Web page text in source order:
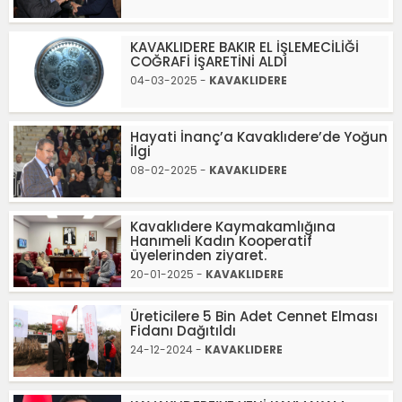
KAVAKLIDERE BAKIR EL İŞLEMECİLİĞİ
COĞRAFİ İŞARETİNİ ALDI
04-03-2025 - KAVAKLIDERE
Hayati İnanç’a Kavaklıdere’de Yoğun
İlgi
08-02-2025 - KAVAKLIDERE
Kavaklıdere Kaymakamlığına
Hanımeli Kadın Kooperatif
üyelerinden ziyaret.
20-01-2025 - KAVAKLIDERE
Üreticilere 5 Bin Adet Cennet Elması
Fidanı Dağıtıldı
24-12-2024 - KAVAKLIDERE